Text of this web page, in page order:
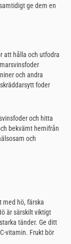
ge dem en
att hålla och utfodra
och andra
foder
och hitta
bekvämt hemifrån
och
med hö, färska
är särskilt viktigt
tänder. Ge ditt
vitamin. Frukt bör